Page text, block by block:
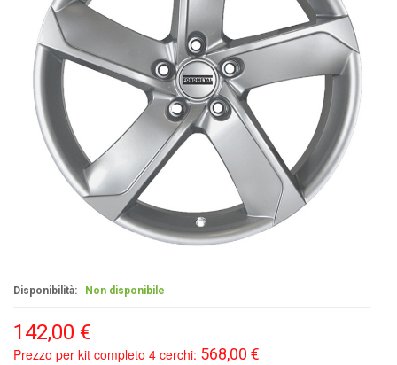
Disponibilità: Non disponibile
142,00 €
Prezzo per kit completo 4 cerchi: 568,00 €